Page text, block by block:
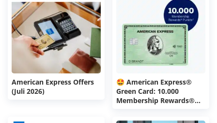
American Express Offers
(Juli 2026)
🤩 American Express®
Green Card: 10.000
Membership Rewards®
Willkommensbonus